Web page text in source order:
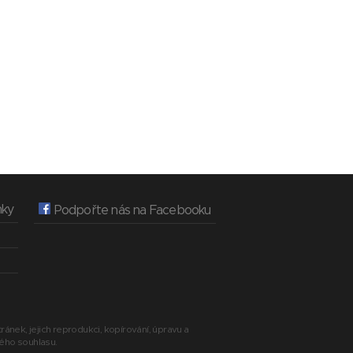
Podpořte nás na Facebooku
jejich reprodukci, kopírování, úpravu a
souhlasu.